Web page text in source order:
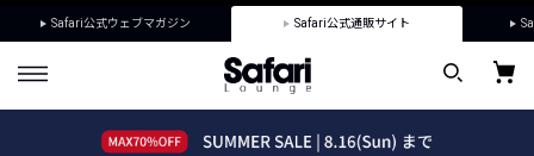
Safari公式ウェブマガジン Safari公式通販サイト